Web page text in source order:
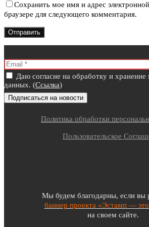
Сохранить мое имя и адрес
браузере для следующего комментария.
Даю согласие на обработку и
данных. (Ссылка)
Политика обработки
Пользовательское
Мы будем благодарны, если вы
баннер проекта «Эстамп —
на своем сайте.